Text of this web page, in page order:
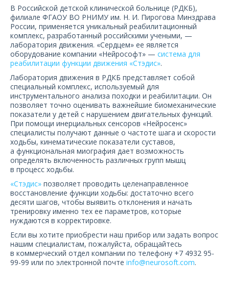
Дилеры
О компании
Карьера
В Российской детской клинической больнице (РДКБ),
филиале ФГАОУ ВО РНИМУ им. Н. И. Пирогова Минздрава
России, применяется уникальный реабилитационный
комплекс, разработанный российскими учеными, —
лаборатория движения. «Сердцем» ее является
оборудование компании «‎Нейрософт»‎ — система для
реабилитации функции движения «‎Стэдис».
Лаборатория движения в РДКБ представляет собой
специальный комплекс, используемый для
инструментального анализа походки и реабилитации. Он
позволяет точно оценивать важнейшие биомеханические
показатели у детей с нарушением двигательных функций.
При помощи инерциальных сенсоров «Нейросенс»
специалисты получают данные о частоте шага и скорости
ходьбы, кинематические показатели суставов,
а функциональная миография дает возможность
определять включенность различных групп мышц
в процесс ходьбы.
«Стэдис» позволяет проводить целенаправленное
восстановление функции ходьбы: достаточно всего
десяти шагов, чтобы выявить отклонения и начать
тренировку именно тех ее параметров, которые
нуждаются в корректировке.
Если вы хотите приобрести наш прибор или задать вопрос
нашим специалистам, пожалуйста, обращайтесь
в коммерческий отдел компании по телефону +7 4932 95-
99-99 или по электронной почте info@neurosoft.com.